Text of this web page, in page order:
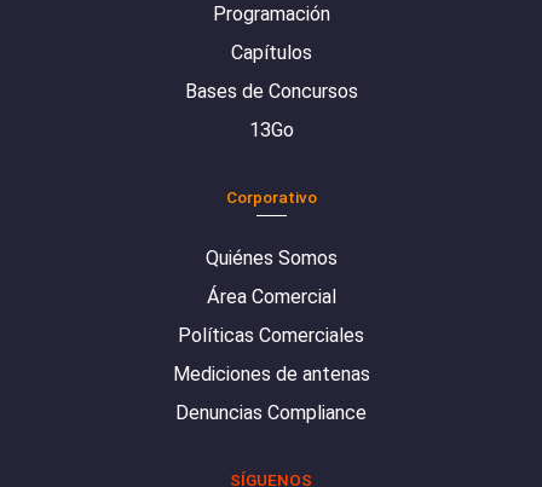
Programación
Capítulos
Bases de Concursos
13Go
Corporativo
Quiénes Somos
Área Comercial
Políticas Comerciales
Mediciones de antenas
Denuncias Compliance
SÍGUENOS